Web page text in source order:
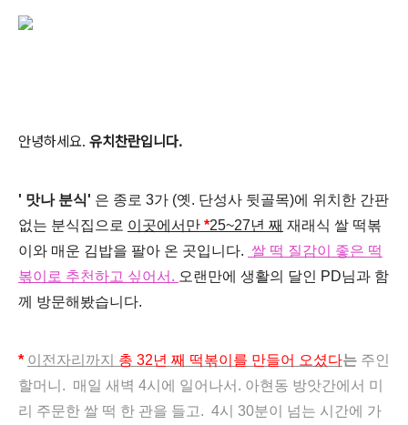
안녕하세요. 유치찬란입니다.
' 맛나 분식' 은 종로 3가 (옛. 단성사 뒷골목)에 위치한 간판
없는 분식집으로 이곳에서만 *25~27년 째 재래식 쌀 떡볶
이와 매운 김밥을 팔아 온 곳입니다. 쌀 떡 질감이 좋은 떡
볶이로 추천하고 싶어서. 오랜만에 생활의 달인 PD님과 함
께 방문해봤습니다.
* 이전자리까지 총 32년 째 떡볶이를 만들어 오셨다는 주인
할머니. 매일 새벽 4시에 일어나서. 아현동 방앗간에서 미
리 주문한 쌀 떡 한 관을 들고. 4시 30분이 넘는 시간에 가